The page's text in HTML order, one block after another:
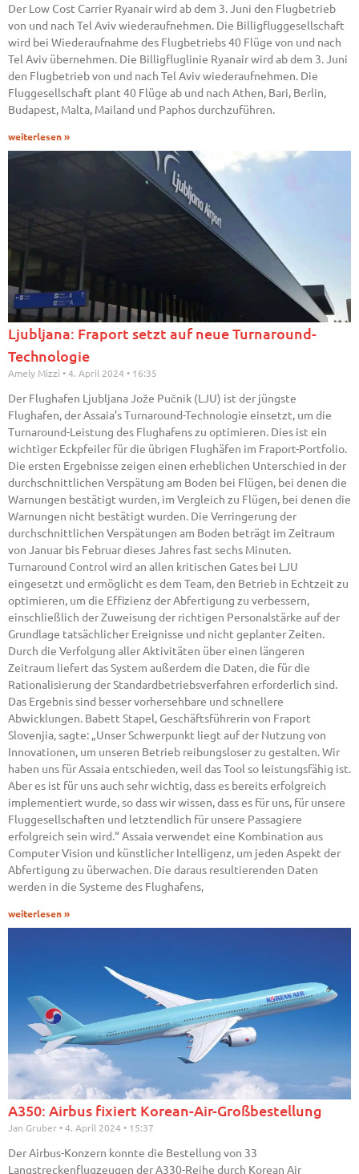
Der Low Cost Carrier Ryanair wird ab dem 3. Juni den Flugbetrieb
von und nach Tel Aviv wiederaufnehmen. Die Billigfluggesellschaft
wird bei Wiederaufnahme des Flugbetriebs 40 Flüge von und nach
Tel Aviv übernehmen. Die Billigfluglinie Ryanair wird ab dem 3. Juni
den Flugbetrieb von und nach Tel Aviv wiederaufnehmen. Die
Fluggesellschaft plant 40 Flüge ab und nach Athen, Bari, Berlin,
Budapest, Malta, Mailand und Paphos durchzuführen.
weiterlesen »
Ljubljana: Fraport setzt auf neue Turnaround-
Technologie
Amely Mizzi 4. April 2024 16:35
Der Flughafen Ljubljana Jože Pučnik (LJU) ist der jüngste
Flughafen, der Assaia’s Turnaround-Technologie einsetzt, um die
Turnaround-Leistung des Flughafens zu optimieren. Dies ist ein
wichtiger Eckpfeiler für die übrigen Flughäfen im Fraport-Portfolio.
Die ersten Ergebnisse zeigen einen erheblichen Unterschied in der
durchschnittlichen Verspätung am Boden bei Flügen, bei denen die
Warnungen bestätigt wurden, im Vergleich zu Flügen, bei denen die
Warnungen nicht bestätigt wurden. Die Verringerung der
durchschnittlichen Verspätungen am Boden beträgt im Zeitraum
von Januar bis Februar dieses Jahres fast sechs Minuten.
Turnaround Control wird an allen kritischen Gates bei LJU
eingesetzt und ermöglicht es dem Team, den Betrieb in Echtzeit zu
optimieren, um die Effizienz der Abfertigung zu verbessern,
einschließlich der Zuweisung der richtigen Personalstärke auf der
Grundlage tatsächlicher Ereignisse und nicht geplanter Zeiten.
Durch die Verfolgung aller Aktivitäten über einen längeren
Zeitraum liefert das System außerdem die Daten, die für die
Rationalisierung der Standardbetriebsverfahren erforderlich sind.
Das Ergebnis sind besser vorhersehbare und schnellere
Abwicklungen. Babett Stapel, Geschäftsführerin von Fraport
Slovenjia, sagte: „Unser Schwerpunkt liegt auf der Nutzung von
Innovationen, um unseren Betrieb reibungsloser zu gestalten. Wir
haben uns für Assaia entschieden, weil das Tool so leistungsfähig ist.
Aber es ist für uns auch sehr wichtig, dass es bereits erfolgreich
implementiert wurde, so dass wir wissen, dass es für uns, für unsere
Fluggesellschaften und letztendlich für unsere Passagiere
erfolgreich sein wird.“ Assaia verwendet eine Kombination aus
Computer Vision und künstlicher Intelligenz, um jeden Aspekt der
Abfertigung zu überwachen. Die daraus resultierenden Daten
werden in die Systeme des Flughafens,
weiterlesen »
A350: Airbus fixiert Korean-Air-Großbestellung
Jan Gruber 4. April 2024 15:37
Der Airbus-Konzern konnte die Bestellung von 33
Langstreckenflugzeugen der A330-Reihe durch Korean Air